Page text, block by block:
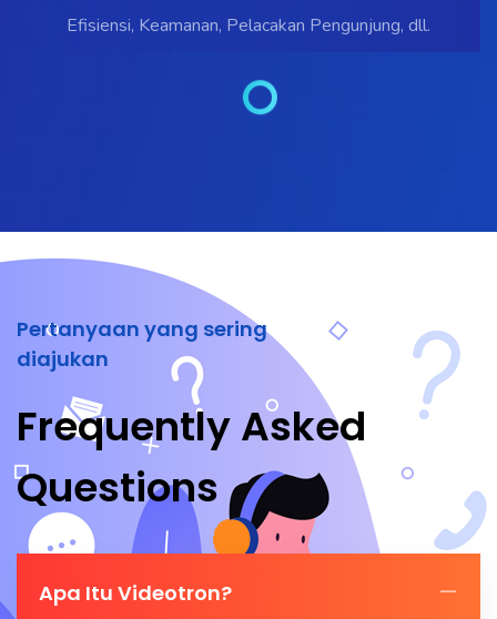
Efisiensi, Keamanan, Pelacakan Pengunjung, dll.
Pertanyaan yang sering
diajukan
Frequently Asked
Questions
Apa Itu Videotron?